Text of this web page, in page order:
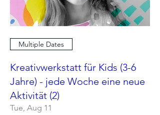
Multiple Dates
Kreativwerkstatt für Kids (3-6
Jahre) - jede Woche eine neue
Aktivität (2)
Tue, Aug 11